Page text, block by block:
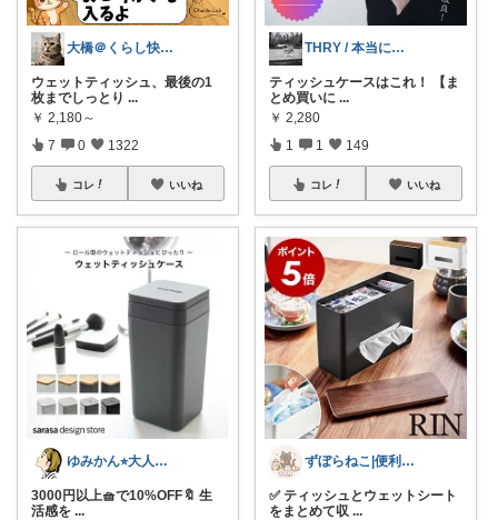
大橋＠くらし快適LAB🌿
ウェットティッシュ、最後の1
枚までしっとり ...
￥ 2,180～
7 0 1322
コレ いいね
ゆみかん⭐︎大人の暮らし研究室
3000円以上🧺で10%OFF🔖 生
活感を ...
THRY / 本当に良いモノBEST
ティッシュケースはこれ！ 【ま
とめ買いに ...
￥ 2,280
1 1 149
コレ いいね
ずぼらねこ|便利＆可愛いアイテムを紹介
✅ ティッシュとウェットシート
をまとめて収 ...